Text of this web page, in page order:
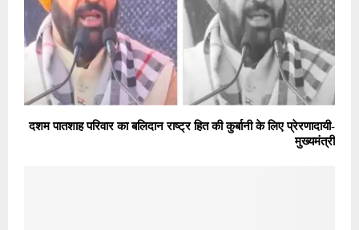
दशम पातशाह परिवार का बलिदान राष्ट्र हित की कुर्बानी के लिए प्रेरणादायी-
मुख्यमंत्री